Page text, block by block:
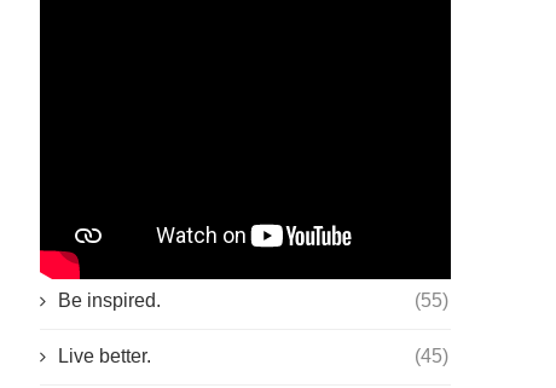
KATEGORIEN
Be inspired. (55)
Live better. (45)